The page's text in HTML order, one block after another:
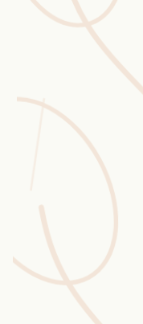
Gartenplaner
Düngeberater
Challenges
Wusstest du?
Sammlungen
Selber machen
Glossar